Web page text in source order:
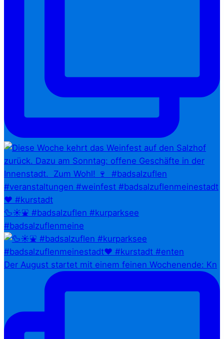
🦆☀️⛲ #badsalzuflen #kurparksee
#badsalzuflenmeine
Der August startet mit einem feinen Wochenende: Kn